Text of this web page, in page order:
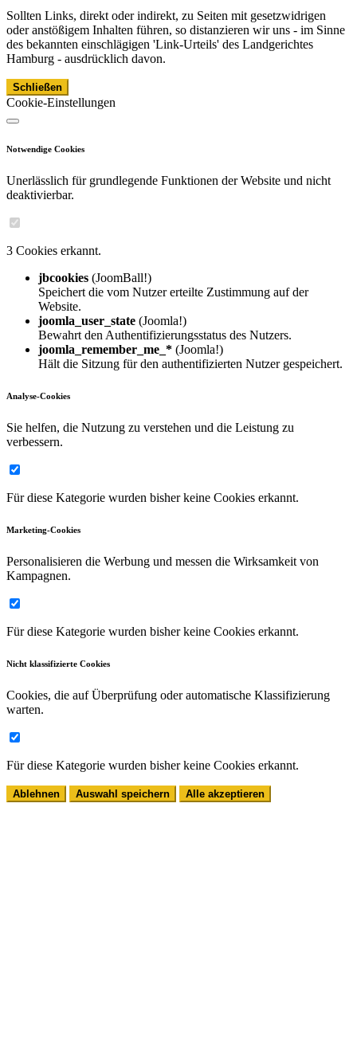
Sollten Links, direkt oder indirekt, zu Seiten mit gesetzwidrigen
oder anstößigem Inhalten führen, so distanzieren wir uns - im Sinne
des bekannten einschlägigen 'Link-Urteils' des Landgerichtes
Hamburg - ausdrücklich davon.
Schließen
Cookie-Einstellungen
Notwendige Cookies
Unerlässlich für grundlegende Funktionen der Website und nicht
deaktivierbar.
3 Cookies erkannt.
jbcookies (JoomBall!)
Speichert die vom Nutzer erteilte Zustimmung auf der
Website.
joomla_user_state (Joomla!)
Bewahrt den Authentifizierungsstatus des Nutzers.
joomla_remember_me_* (Joomla!)
Hält die Sitzung für den authentifizierten Nutzer gespeichert.
Analyse-Cookies
Sie helfen, die Nutzung zu verstehen und die Leistung zu
verbessern.
Für diese Kategorie wurden bisher keine Cookies erkannt.
Marketing-Cookies
Personalisieren die Werbung und messen die Wirksamkeit von
Kampagnen.
Für diese Kategorie wurden bisher keine Cookies erkannt.
Nicht klassifizierte Cookies
Cookies, die auf Überprüfung oder automatische Klassifizierung
warten.
Für diese Kategorie wurden bisher keine Cookies erkannt.
Ablehnen Auswahl speichern Alle akzeptieren